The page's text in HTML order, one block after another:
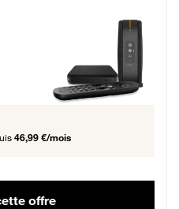
51,99 € par mois, Engagement 12 mois
46,99 €/mois
offre